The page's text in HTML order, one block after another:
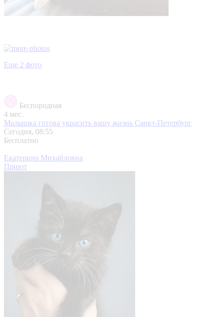
Еще 2 фото
Беспородная
4 мес.
Малышка готова украсить вашу жизнь Санкт-Петербург
Сегодня, 08:55
Бесплатно
Екатерина Михайловна
Приют